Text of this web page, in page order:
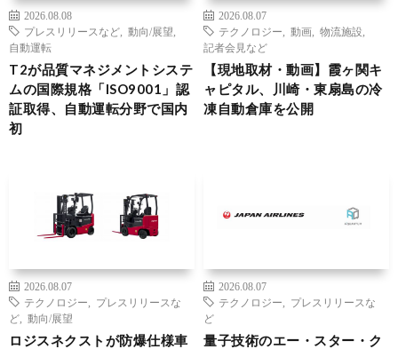
2026.08.08
プレスリリースなど
動向/展望
自動運転
T2が品質マネジメントシステ
ムの国際規格「ISO9001」認
証取得、自動運転分野で国内
初
2026.08.07
テクノロジー
動画 物流施設
記者会見など
【現地取材・動画】霞ヶ関キ
ャピタル、川崎・東扇島の冷
凍自動倉庫を公開
2026.08.07
テクノロジー
プレスリリースな
ど
動向/展望
ロジスネクストが防爆仕様車
2026.08.07
テクノロジー
プレスリリースな
ど
量子技術のエー・スター・ク